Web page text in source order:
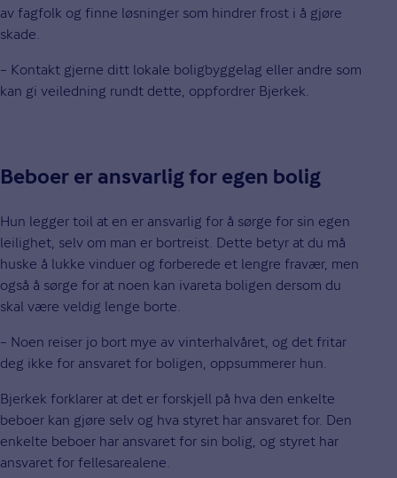
av fagfolk og finne løsninger som hindrer frost i å gjøre
skade.
– Kontakt gjerne ditt lokale boligbyggelag eller andre som
kan gi veiledning rundt dette, oppfordrer Bjerkek.
Beboer er ansvarlig for egen bolig
Hun legger toil at en er ansvarlig for å sørge for sin egen
leilighet, selv om man er bortreist. Dette betyr at du må
huske å lukke vinduer og forberede et lengre fravær, men
også å sørge for at noen kan ivareta boligen dersom du
skal være veldig lenge borte.
– Noen reiser jo bort mye av vinterhalvåret, og det fritar
deg ikke for ansvaret for boligen, oppsummerer hun.
Bjerkek forklarer at det er forskjell på hva den enkelte
beboer kan gjøre selv og hva styret har ansvaret for. Den
enkelte beboer har ansvaret for sin bolig, og styret har
ansvaret for fellesarealene.